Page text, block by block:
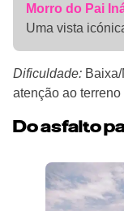
Morro do Pai
Uma vista
Dificuldade:
atenção ao terreno
Do asfalto